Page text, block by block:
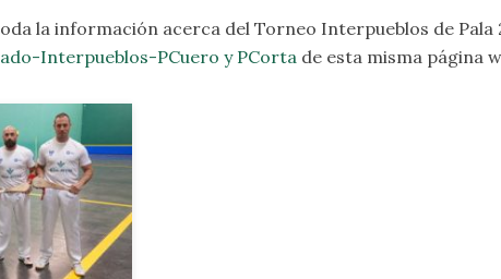
la información acerca del Torneo Interpueblos de Pala
Interpueblos-PCuero y PCorta de esta misma página